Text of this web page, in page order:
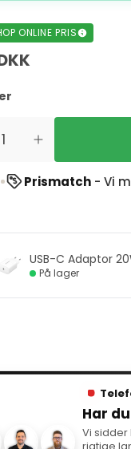
ONLINE PRIS
- Vi
USB-C Adaptor
På lager
Har
Vi